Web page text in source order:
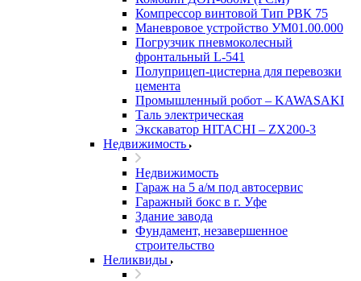
Компрессор винтовой Тип РВК 75
Маневровое устройство УМ01.00.000
Погрузчик пневмоколесный
фронтальный L-541
Полуприцеп-цистерна для перевозки
цемента
Промышленный робот – KAWASAKI
Таль электрическая
Экскаватор HITACHI – ZX200-3
Недвижимость
Недвижимость
Гараж на 5 а/м под автосервис
Гаражный бокс в г. Уфе
Здание завода
Фундамент, незавершенное
строительство
Неликвиды